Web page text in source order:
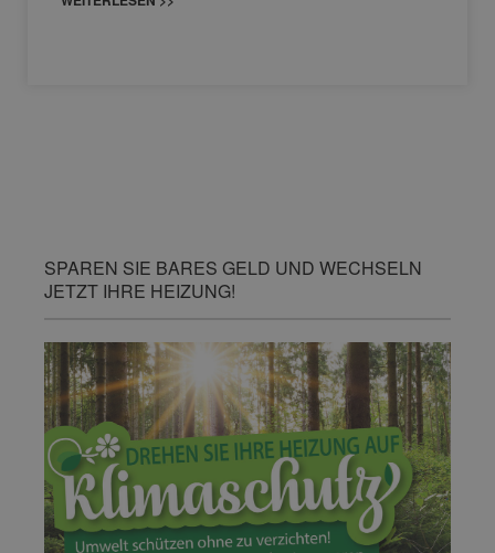
SPAREN SIE BARES GELD UND WECHSELN
JETZT IHRE HEIZUNG!